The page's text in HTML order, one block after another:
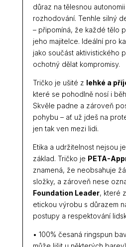
důraz na tělesnou
rozhodování. Tenhle silný
– připomíná, že každé tělo
jeho majitelce. Ideální pro
jako součást aktivistického
ochotný dělat kompromisy.
Tričko je ušité z lehké a
které se pohodlně nosí i
Skvěle padne a zároveň
pohybu – ať už jdeš na
jen tak ven mezi lidi.
Etika a udržitelnost nejsou
základ. Tričko je PETA-
znamená, že neobsahuje
složky, a zároveň nese
Foundation Leader, které
etickou výrobu s důrazem
postupy a respektování
• 100% česaná ringspun